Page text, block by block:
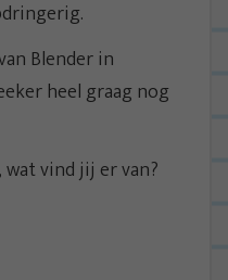
Blender in
heel graag nog
wat vind jij er van?